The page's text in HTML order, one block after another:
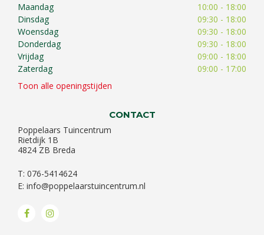
Maandag
10:00 - 18:00
Dinsdag
09:30 - 18:00
Woensdag
09:30 - 18:00
Donderdag
09:30 - 18:00
Vrijdag
09:00 - 18:00
Zaterdag
09:00 - 17:00
Toon alle openingstijden
CONTACT
Poppelaars Tuincentrum
Rietdijk 1B
4824 ZB Breda
T: 076-5414624
E: info@poppelaarstuincentrum.nl